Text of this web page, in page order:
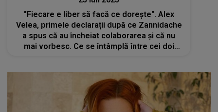
"Fiecare e liber să facă ce dorește". Alex
Velea, primele declarații după ce Zannidache
a spus că au încheiat colaborarea și că nu
mai vorbesc. Ce se întâmplă între cei doi